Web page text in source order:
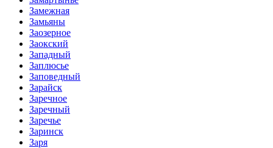
Замежная
Замьяны
Заозерное
Заокский
Западный
Заплюсье
Заповедный
Зарайск
Заречное
Заречный
Заречье
Заринск
Заря